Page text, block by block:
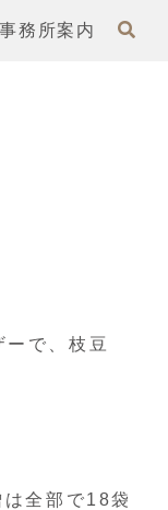
事務所案内
で、枝豆
全部で18袋